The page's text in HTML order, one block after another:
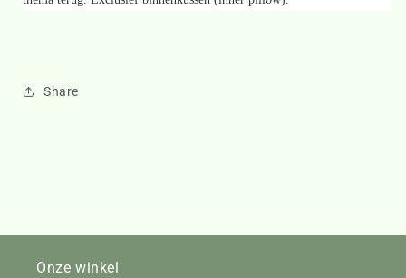
Share
Onze winkel